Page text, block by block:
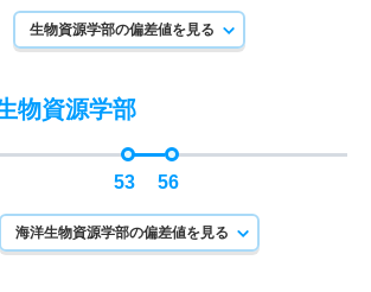
生物資源学部の偏差値を見る
物資源学部
53 56
海洋生物資源学部の偏差値を見る